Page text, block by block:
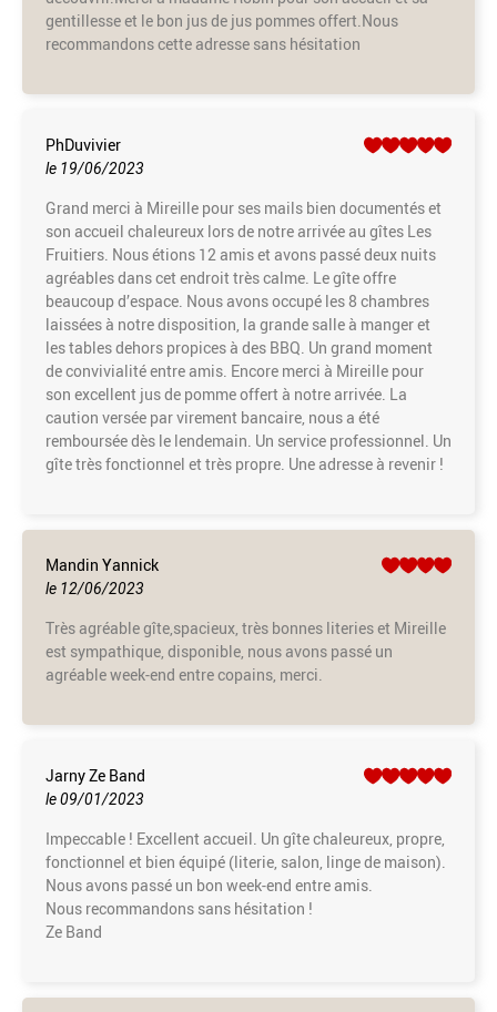
gentillesse et le bon jus de jus pommes offert.Nous
recommandons cette adresse sans hésitation
PhDuvivier
le 19/06/2023
Grand merci à Mireille pour ses mails bien documentés et
son accueil chaleureux lors de notre arrivée au gîtes Les
Fruitiers. Nous étions 12 amis et avons passé deux nuits
agréables dans cet endroit très calme. Le gîte offre
beaucoup d’espace. Nous avons occupé les 8 chambres
laissées à notre disposition, la grande salle à manger et
les tables dehors propices à des BBQ. Un grand moment
de convivialité entre amis. Encore merci à Mireille pour
son excellent jus de pomme offert à notre arrivée. La
caution versée par virement bancaire, nous a été
remboursée dès le lendemain. Un service professionnel. Un
gîte très fonctionnel et très propre. Une adresse à revenir !
Mandin Yannick
le 12/06/2023
Très agréable gîte,spacieux, très bonnes literies et Mireille
est sympathique, disponible, nous avons passé un
agréable week-end entre copains, merci.
Jarny Ze Band
le 09/01/2023
Impeccable ! Excellent accueil. Un gîte chaleureux, propre,
fonctionnel et bien équipé (literie, salon, linge de maison).
Nous avons passé un bon week-end entre amis.
Nous recommandons sans hésitation !
Ze Band